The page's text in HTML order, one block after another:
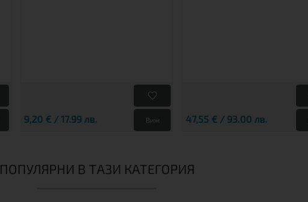
9,20 € / 17.99 лв. Виж 47,55 € / 93.00 лв.
ПОПУЛЯРНИ В ТАЗИ КАТЕГОРИЯ